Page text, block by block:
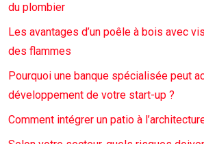
du plombier
Les avantages d’un poêle à bois avec
des flammes
Pourquoi une banque spécialisée peut
développement de votre start-up ?
Comment intégrer un patio à